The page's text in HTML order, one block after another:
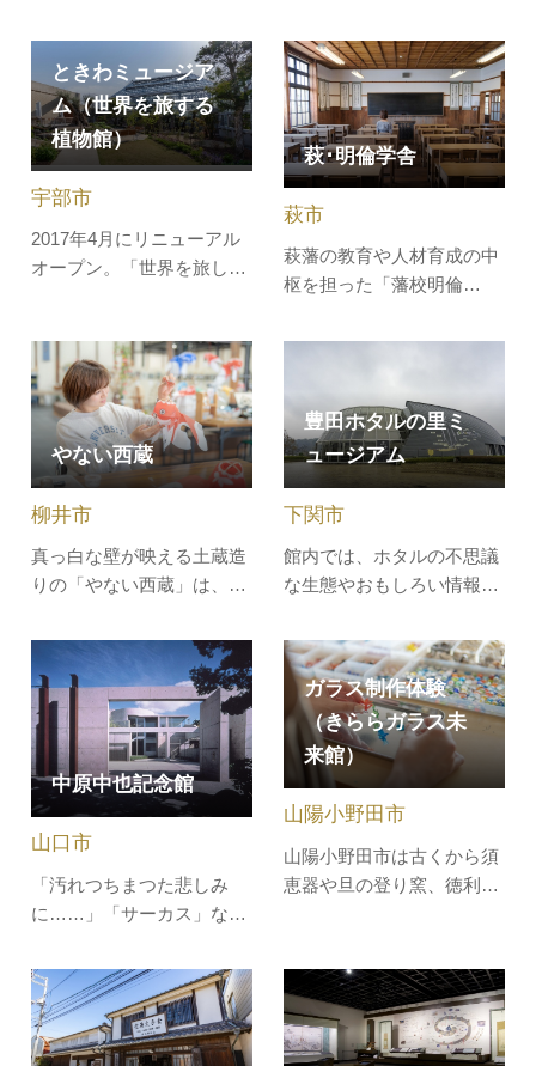
コレクション展で紹介して
います。また、全国巡回展
など幅広い時代とさまざま
なジャンルの特別展を開催
します。日本の道100選に
も選ばれた「パークロー
して景観も…
テーマの科学館です。西日
本最大級の太陽望遠鏡で、
肉眼では見ることのできな
い太陽の黒点や爆発現象
（フレア）などダイナミッ
クな太陽の姿を観察するこ
とができます。参加体験で
ときわミュージア
ム（世界を旅する
植物館）
2017年4月にリニューアル
オープン。「世界を旅し、
識した８つのゾーン（アフ
リカ、南米、ヨーロッパ、
熱帯アジアなど）に、特徴
的なシンボルツリーを植栽
しています。まるで世界を
物や花、…
宇部市
萩･明倫学舎
萩藩の教育や人材育成の中
枢を担った「藩校明倫
れ、国の登録有形文化財に
倫小学校の日本最大級の木
造校舎群を改修整備し、萩
の新たな観光施設となって
います。本館では、萩の観
光、藩校明倫館から旧明倫
小学校までの30…
萩市
やない西蔵
真っ白な壁が映える土蔵造
りの「やない西蔵」は、柳
複合型観光施設です。1980
年頃までは醤油蔵として使
用されていた建物で、当時
の外観はもちろん、中の柱
や骨組みもそのまま使用し
ています。柳井といえば柳
井金魚ちょうちんが揺れる
街並みが…
柳井市
豊田ホタルの里ミ
ュージアム
館内では、ホタルの不思議
な生態やおもしろい情報、
自然について、実物・映
像・模型・パネルなどでわ
かりやすく紹介していま
す。また館外には、季節毎
のホタルの生態や生息環境
が観察できる「ホタルせせ
らぎ広場」や「天体観測施
設」がありま…
下関市
中原中也記念館
「汚れつちまつた悲しみ
に……」「サーカス」など
原中也の生家跡に建つ記念
館では、中也の３０年の生
涯や作品を、自筆の原稿や
日記など貴重な資料を通じ
山口市
ガラス制作体験
（きららガラス未
来館）
山陽小野田市は古くから須
恵器や旦の登り窯、徳利窯
文化として「ガラス文化」
を創造し、平成16年にガラ
ス工房「きららガラス未来
館」が誕生しました。熱に
山陽小野田市